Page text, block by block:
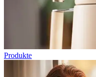
Produkte